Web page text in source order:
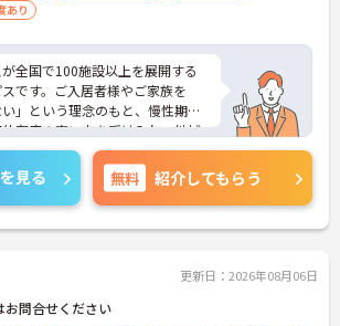
あり
全国で100施設以上を展開する
です。ご入居者様やご家族を
い」という理念のもと、慢性期や
存度の高い方を受け入れ、地域
意義の高い事業を推進していま
が24時間常駐しています。急変
は看護師が担当するため、初任
の方も食事介助や入浴介助など
に専念できる環境です。多職種
りと整っています。働き方の面
日が原則として公休となるほ
間も5時間から7時間程度とかな
見る 無料 紹介してもらう
更新日：2026年08月06日
問合せください